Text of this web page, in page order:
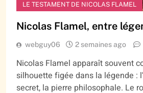
LE TESTAMENT DE NICOLAS FLAMEL
Nicolas Flamel, entre
webguy06 2 semaines ago
Nicolas Flamel apparaît souvent
silhouette figée dans la légende :
secret, la pierre philosophale. Le